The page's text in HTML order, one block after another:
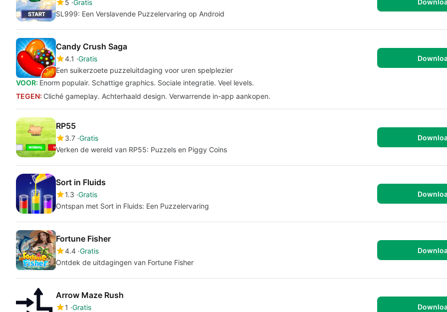
5 Gratis
SL999: Een Verslavende Puzzelervaring op Android
Candy Crush Saga
4.1 Gratis
Een suikerzoete puzzeluitdaging voor uren spelplezier
VOOR: Enorm populair. Schattige graphics. Sociale integratie. Veel levels.
TEGEN: Cliché gameplay. Achterhaald design. Verwarrende in-app aankopen.
RP55
3.7 Gratis
Verken de wereld van RP55: Puzzels en Piggy Coins
Sort in Fluids
1.3 Gratis
Ontspan met Sort in Fluids: Een Puzzelervaring
Fortune Fisher
4.4 Gratis
Ontdek de uitdagingen van Fortune Fisher
Arrow Maze Rush
1 Gratis